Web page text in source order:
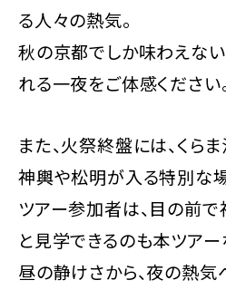
る人々の熱気。
秋の京都でしか味わえな
れる一夜をご体感ください
また、火祭終盤には、くら
神輿や松明が入る特別な
ツアー参加者は、目の前で
と見学できるのも本ツアー
昼の静けさから、夜の熱気